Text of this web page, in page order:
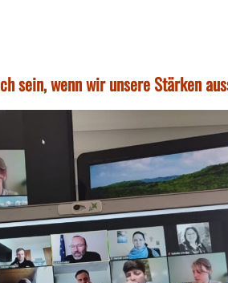
sein, wenn wir unsere Stärken